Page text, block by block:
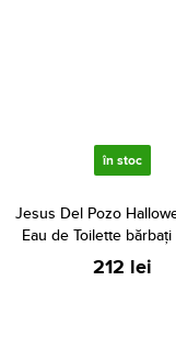
în stoc
Jesus Del Pozo
Eau de Toilette
212 lei